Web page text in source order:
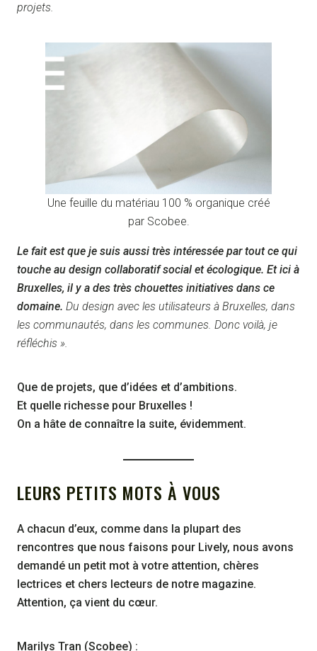
projets.
Une feuille du matériau 100 % organique créé
par Scobee.
Le fait est que je suis aussi très intéressée par tout ce qui
touche au design collaboratif social et écologique. Et ici à
Bruxelles, il y a des très chouettes initiatives dans ce
domaine. Du design avec les utilisateurs à Bruxelles, dans
les communautés, dans les communes. Donc voilà, je
réfléchis ».
Que de projets, que d’idées et d’ambitions.
Et quelle richesse pour Bruxelles !
On a hâte de connaître la suite, évidemment.
LEURS PETITS MOTS À VOUS
A chacun d’eux, comme dans la plupart des
rencontres que nous faisons pour Lively, nous avons
demandé un petit mot à votre attention, chères
lectrices et chers lecteurs de notre magazine.
Attention, ça vient du cœur.
Marilys Tran (Scobee) :